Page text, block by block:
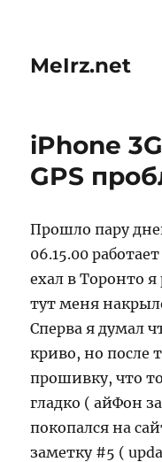
MeIrz.net
iPhone
GPS
Прошло пару
06.15.00
ехал в Торонто
тут меня
Сперва я думал
криво, но после
прошивку, что
гладко ( айФон
покопался на
заметку #5 (